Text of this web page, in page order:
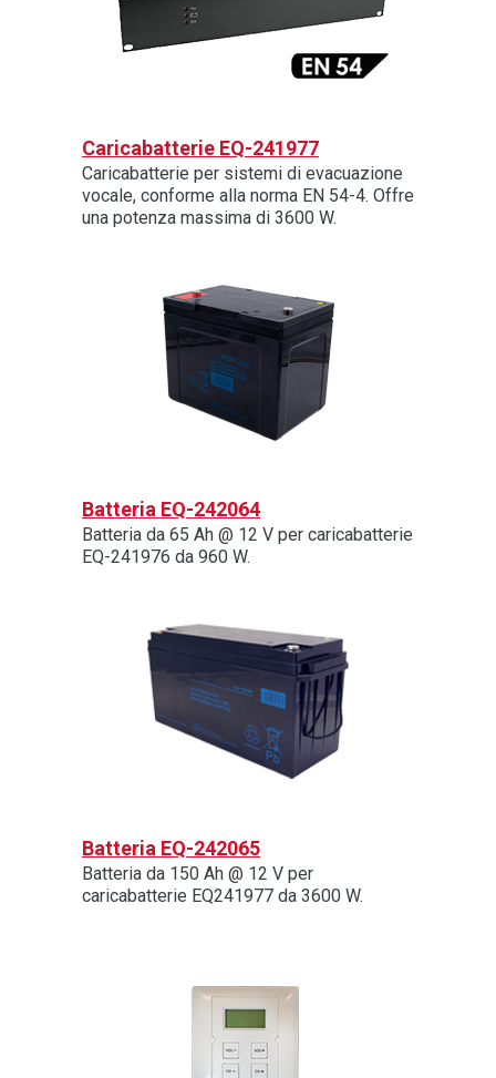
Caricabatterie EQ-241977
Caricabatterie per sistemi di evacuazione
vocale, conforme alla norma EN 54-4. Offre
una potenza massima di 3600 W.
Batteria EQ-242064
Batteria da 65 Ah @ 12 V per caricabatterie
EQ-241976 da 960 W.
Batteria EQ-242065
Batteria da 150 Ah @ 12 V per
caricabatterie EQ241977 da 3600 W.